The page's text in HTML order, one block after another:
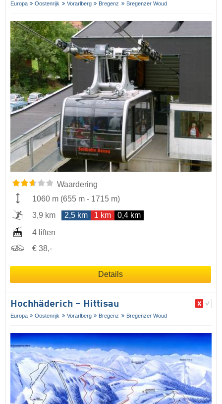
Europa Oostenrijk Vorarlberg Bregenz Bregenzer Woud
Waardering
1060 m (655 m - 1715 m)
3,9 km
2,5 km 1 km 0,4 km
4 liften
€ 38,-
Details
Hochhäderich – Hittisau
Europa Oostenrijk Vorarlberg Bregenz Bregenzer Woud